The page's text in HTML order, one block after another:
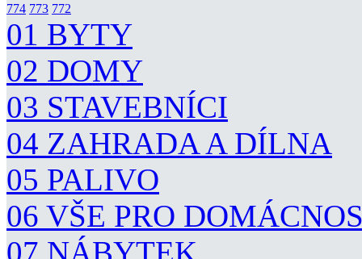
774 773 772
01 BYTY
02 DOMY
03 STAVEBNÍCI
04 ZAHRADA A DÍLNA
05 PALIVO
06 VŠE PRO
07 NÁBYTEK